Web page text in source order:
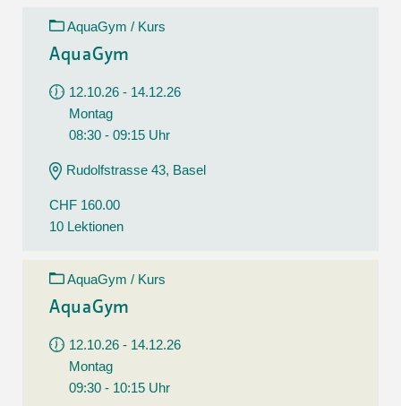
AquaGym / Kurs
AquaGym
12.10.26 - 14.12.26
Montag
08:30 - 09:15 Uhr
Rudolfstrasse 43, Basel
CHF 160.00
10 Lektionen
AquaGym / Kurs
AquaGym
12.10.26 - 14.12.26
Montag
09:30 - 10:15 Uhr